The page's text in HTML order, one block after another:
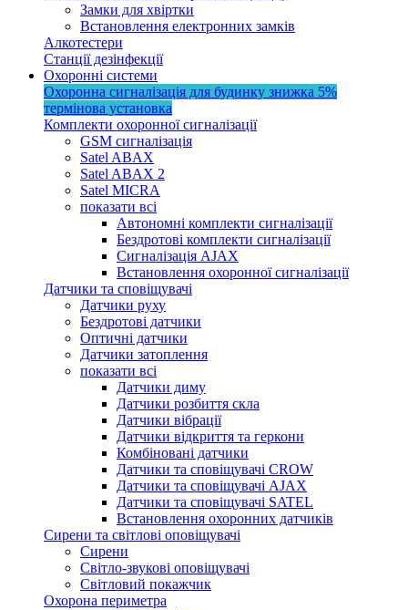
Замки для хвіртки
Встановлення електронних замків
Алкотестери
Станції дезінфекції
Охоронні системи
Охоронна сигналізація для будинку знижка 5%
термінова установка
Комплекти охоронної сигналізації
GSM сигналізація
Satel ABAX
Satel ABAX 2
Satel MICRA
показати всі
Автономні комплекти сигналізації
Бездротові комплекти сигналізації
Сигналізація AJAX
Встановлення охоронної сигналізації
Датчики та сповіщувачі
Датчики руху
Бездротові датчики
Оптичні датчики
Датчики затоплення
показати всі
Датчики диму
Датчики розбиття скла
Датчики вібрації
Датчики відкриття та геркони
Комбіновані датчики
Датчики та сповіщувачі CROW
Датчики та сповіщувачі AJAX
Датчики та сповіщувачі SATEL
Встановлення охоронних датчиків
Сирени та світлові оповіщувачі
Сирени
Світло-звукові оповіщувачі
Світловий покажчик
Охорона периметра